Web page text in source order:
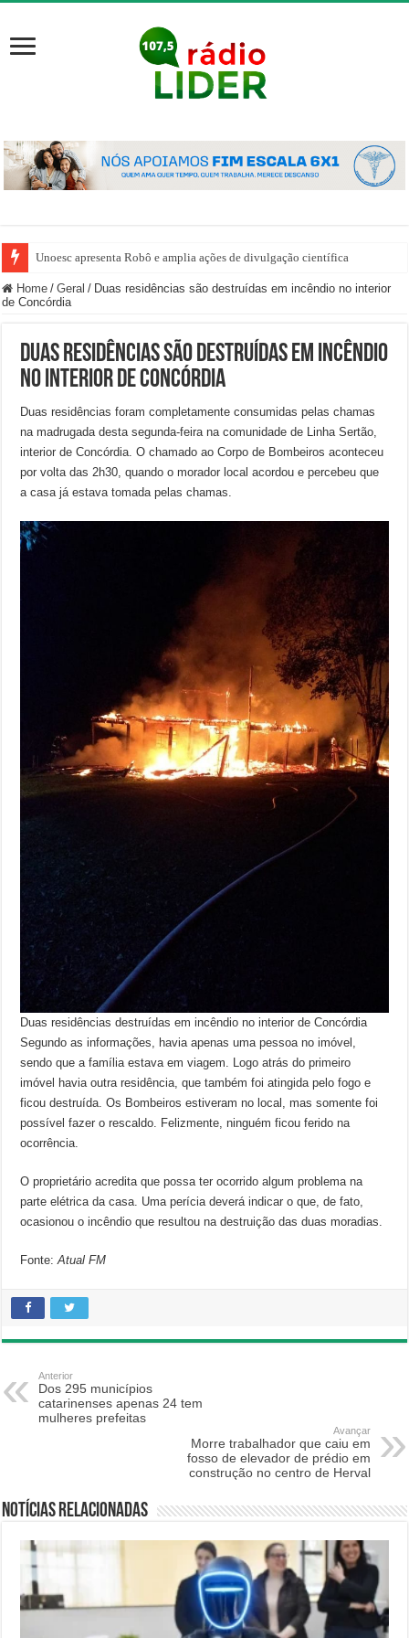
Unoesc apresenta Robô e amplia ações de divulgação científica
Home / Geral / Duas residências são destruídas em incêndio no interior
de Concórdia
Duas residências são destruídas em incêndio
no interior de Concórdia
Duas residências foram completamente consumidas pelas chamas
na madrugada desta segunda-feira na comunidade de Linha Sertão,
interior de Concórdia. O chamado ao Corpo de Bombeiros aconteceu
por volta das 2h30, quando o morador local acordou e percebeu que
a casa já estava tomada pelas chamas.
Duas residências destruídas em incêndio no interior de Concórdia
Segundo as informações, havia apenas uma pessoa no imóvel,
sendo que a família estava em viagem. Logo atrás do primeiro
imóvel havia outra residência, que também foi atingida pelo fogo e
ficou destruída. Os Bombeiros estiveram no local, mas somente foi
possível fazer o rescaldo. Felizmente, ninguém ficou ferido na
ocorrência.
O proprietário acredita que possa ter ocorrido algum problema na
parte elétrica da casa. Uma perícia deverá indicar o que, de fato,
ocasionou o incêndio que resultou na destruição das duas moradias.
Fonte:Atual FM
Anterior
Dos 295 municípios
catarinenses apenas 24 tem
mulheres prefeitas
Avançar
Morre trabalhador que caiu em
fosso de elevador de prédio em
construção no centro de Herval
Notícias relacionadas